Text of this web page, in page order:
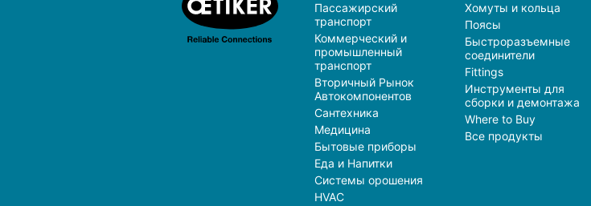
Пассажирский
транспорт
Коммерческий и
промышленный
транспорт
Вторичный Рынок
Автокомпонентов
Сантехника
Медицина
Бытовые приборы
Еда и Напитки
Системы орошения
HVAC
Хомуты и кольца
Поясы
Быстроразъемные
соединители
Fittings
Инструменты для
сборки и демонтажа
Where to Buy
Все продукты